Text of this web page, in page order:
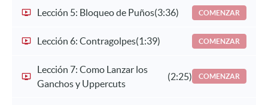
Lección 5: Bloqueo de Puños(3:36) COMENZAR
Lección 6: Contragolpes(1:39) COMENZAR
Lección 7: Como Lanzar los
Ganchos y Uppercuts
(2:25) COMENZAR